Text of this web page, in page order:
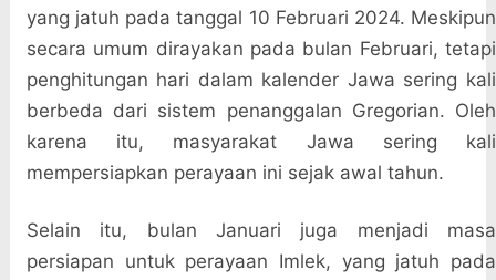
yang jatuh pada tanggal 10 Februari 2024. Meskipun
secara umum dirayakan pada bulan Februari, tetapi
penghitungan hari dalam kalender Jawa sering kali
berbeda dari sistem penanggalan Gregorian. Oleh
karena itu, masyarakat Jawa sering kali
mempersiapkan perayaan ini sejak awal tahun.
Selain itu, bulan Januari juga menjadi masa
persiapan untuk perayaan Imlek, yang jatuh pada